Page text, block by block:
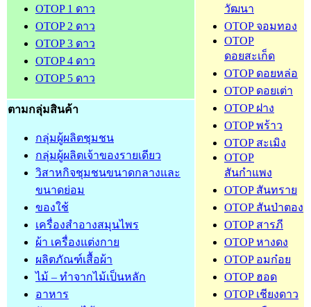
OTOP 1 ดาว
OTOP 2 ดาว
OTOP 3 ดาว
OTOP 4 ดาว
OTOP 5 ดาว
วัฒนา
OTOP จอมทอง
OTOP
ดอยสะเก็ด
OTOP ดอยหล่อ
OTOP ดอยเต่า
OTOP ฝาง
OTOP พร้าว
OTOP สะเมิง
OTOP
สันกำแพง
OTOP สันทราย
OTOP สันป่าตอง
OTOP สารภี
OTOP หางดง
OTOP อมก๋อย
OTOP ฮอด
OTOP เชียงดาว
ตามกลุ่มสินค้า
กลุ่มผู้ผลิตชุมชน
กลุ่มผู้ผลิตเจ้าของรายเดียว
วิสาหกิจชุมชนขนาดกลางและ
ขนาดย่อม
ของใช้
เครื่องสำอางสมุนไพร
ผ้า เครื่องแต่งกาย
ผลิตภัณฑ์เสื้อผ้า
ไม้ – ทำจากไม้เป็นหลัก
อาหาร